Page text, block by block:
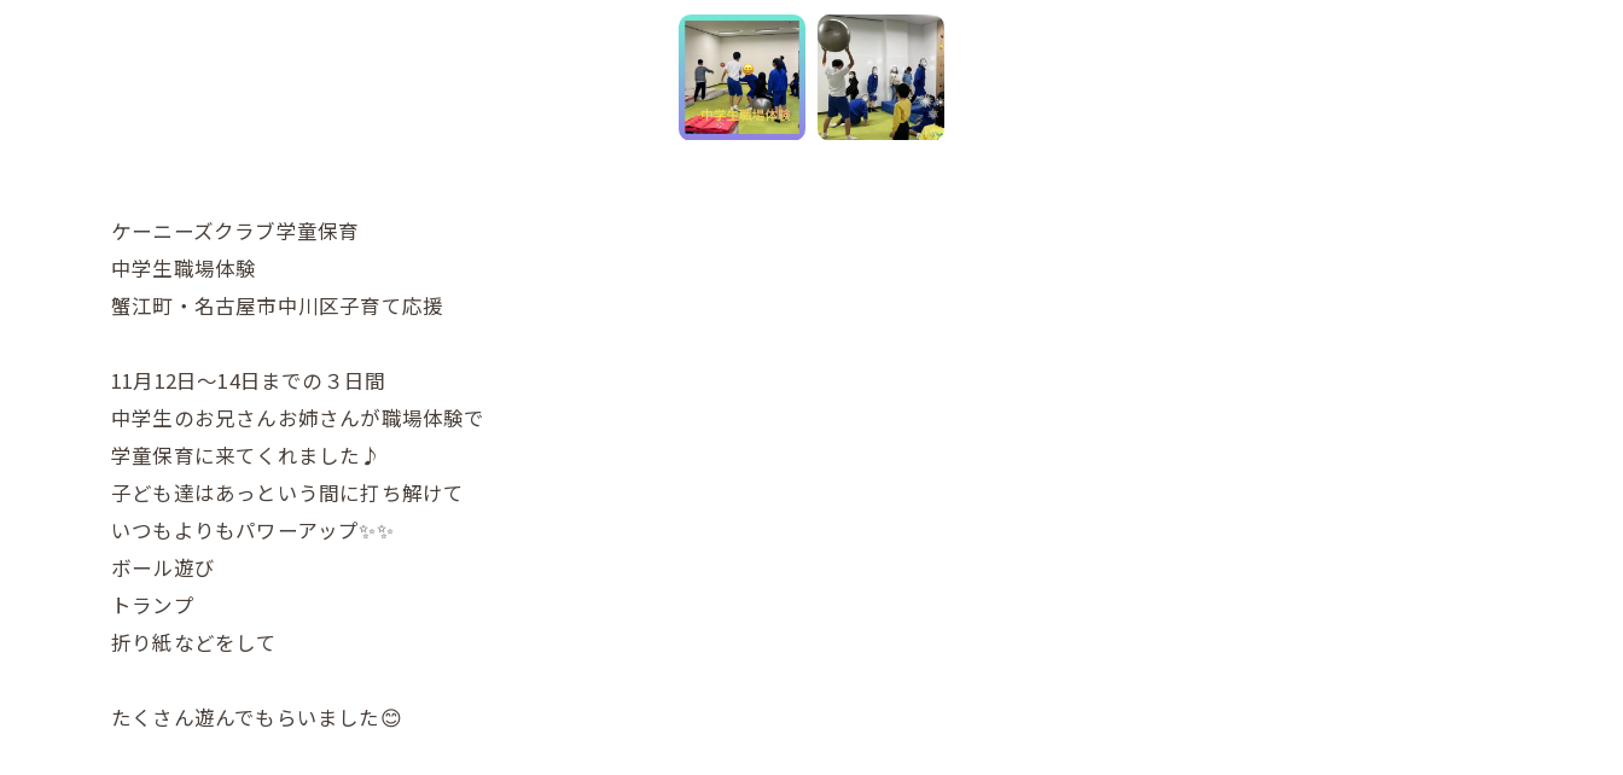
ケーニーズクラブ学童保育
中学生職場体験
蟹江町・名古屋市中川区子育て応援
11月12日〜14日までの３日間
中学生のお兄さんお姉さんが職場体験で
学童保育に来てくれました♪
子ども達はあっという間に打ち解けて
いつもよりもパワーアップ✨✨
ボール遊び
トランプ
折り紙などをして
たくさん遊んでもらいました😊